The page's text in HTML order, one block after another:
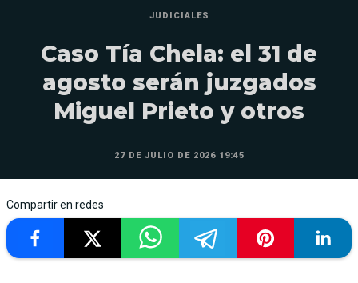
JUDICIALES
Caso Tía Chela: el 31 de
agosto serán juzgados
Miguel Prieto y otros
27 DE JULIO DE 2026 19:45
Compartir en redes